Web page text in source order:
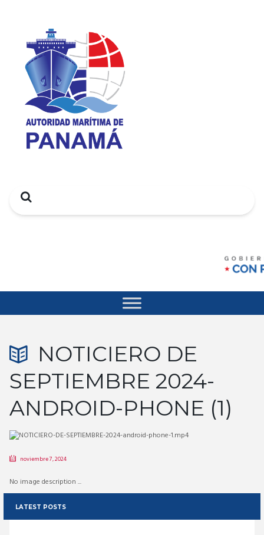
Search
NOTICIERO DE
SEPTIEMBRE 2024-
ANDROID-PHONE (1)
noviembre 7, 2024
No image description ...
LATEST POSTS